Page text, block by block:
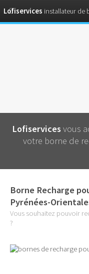
Lofiservices vous
votre borne de
Borne Recharge
Pyrénées-
Vous souhaitez pouvoir
?
Lofiservices installateur de